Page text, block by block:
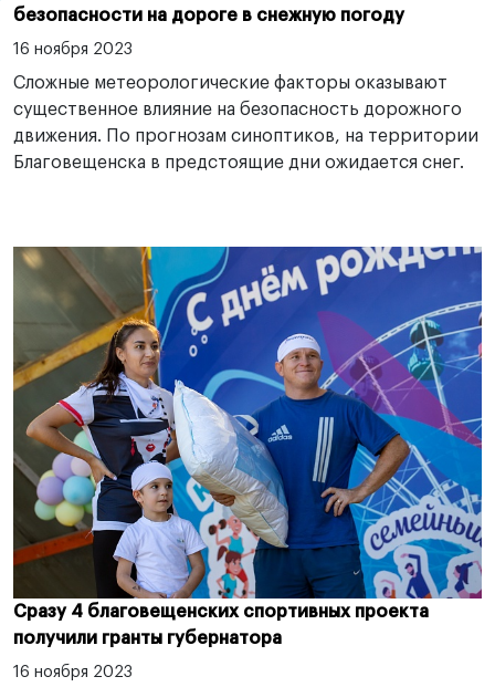
безопасности на дороге в снежную погоду
16 ноября 2023
Сложные метеорологические факторы оказывают
существенное влияние на безопасность дорожного
движения. По прогнозам синоптиков, на территории
Благовещенска в предстоящие дни ожидается снег.
Сразу 4 благовещенских спортивных проекта
получили гранты губернатора
16 ноября 2023